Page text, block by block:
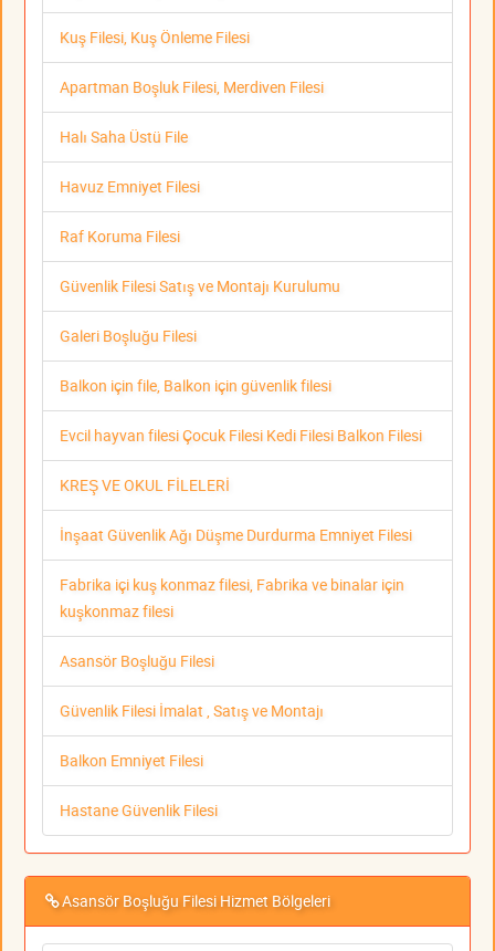
Kuş Filesi, Kuş Önleme Filesi
Apartman Boşluk Filesi, Merdiven Filesi
Halı Saha Üstü File
Havuz Emniyet Filesi
Raf Koruma Filesi
Güvenlik Filesi Satış ve Montajı Kurulumu
Galeri Boşluğu Filesi
Balkon için file, Balkon için güvenlik filesi
Evcil hayvan filesi Çocuk Filesi Kedi Filesi Balkon Filesi
KREŞ VE OKUL FİLELERİ
İnşaat Güvenlik Ağı Düşme Durdurma Emniyet Filesi
Fabrika içi kuş konmaz filesi, Fabrika ve binalar için
kuşkonmaz filesi
Asansör Boşluğu Filesi
Güvenlik Filesi İmalat , Satış ve Montajı
Balkon Emniyet Filesi
Hastane Güvenlik Filesi
Asansör Boşluğu Filesi Hizmet Bölgeleri